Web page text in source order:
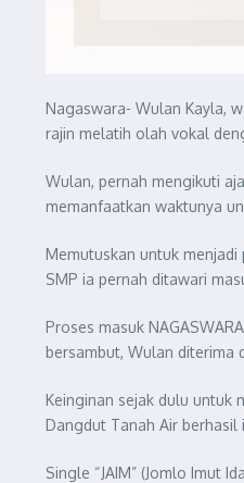
Nagaswara- Wulan Kayla,
rajin melatih olah vokal
Wulan, pernah mengikuti
memanfaatkan waktunya
Memutuskan untuk
SMP ia pernah ditawari
Proses masuk
bersambut, Wulan diterima
Keinginan sejak dulu untuk
Dangdut Tanah Air berhasil
Single “JAIM” (Jomlo Imut